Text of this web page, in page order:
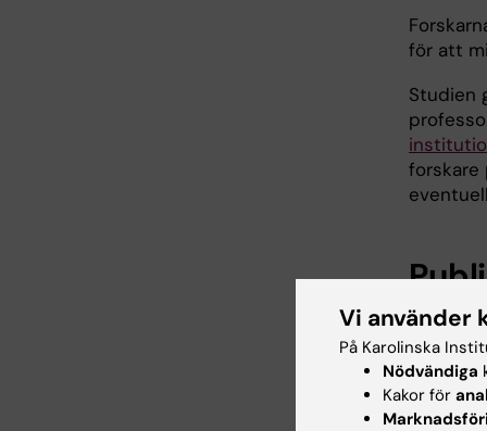
för att
Studien
forskare
"Five-
Vi använder
På Karolinska
Nödvändiga
Kakor för